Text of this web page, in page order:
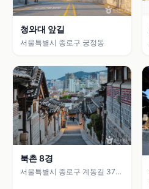
청와대 앞길
서울특별시 종로구 궁정동
북촌 8경
서울특별시 종로구 계동길 37